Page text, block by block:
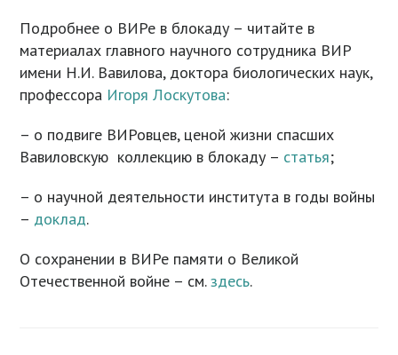
Подробнее о ВИРе в блокаду – читайте в
материалах главного научного сотрудника ВИР
имени Н.И. Вавилова, доктора биологических наук,
профессора Игоря Лоскутова:
– о подвиге ВИРовцев, ценой жизни спасших
Вавиловскую коллекцию в блокаду – статья;
– о научной деятельности института в годы войны
– доклад.
О сохранении в ВИРе памяти о Великой
Отечественной войне – см.здесь.